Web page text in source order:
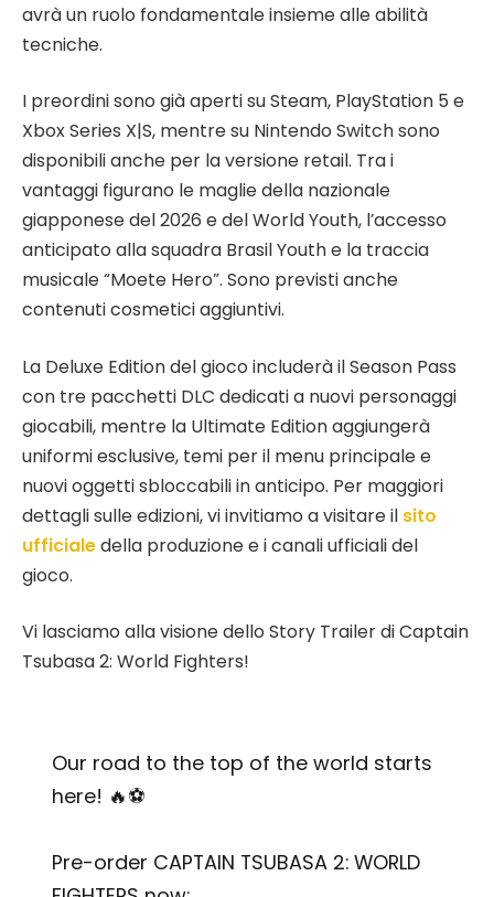
avrà un ruolo fondamentale insieme alle abilità
tecniche.
I preordini sono già aperti su Steam, PlayStation 5 e
Xbox Series X|S, mentre su Nintendo Switch sono
disponibili anche per la versione retail. Tra i
vantaggi figurano le maglie della nazionale
giapponese del 2026 e del World Youth, l’accesso
anticipato alla squadra Brasil Youth e la traccia
musicale “Moete Hero”. Sono previsti anche
contenuti cosmetici aggiuntivi.
La Deluxe Edition del gioco includerà il Season Pass
con tre pacchetti DLC dedicati a nuovi personaggi
giocabili, mentre la Ultimate Edition aggiungerà
uniformi esclusive, temi per il menu principale e
nuovi oggetti sbloccabili in anticipo. Per maggiori
dettagli sulle edizioni, vi invitiamo a visitare il sito
ufficialedella produzione e i canali ufficiali del
gioco.
Vi lasciamo alla visione dello Story Trailer di Captain
Tsubasa 2: World Fighters!
Our road to the top of the world starts
here! 🔥⚽
Pre-order CAPTAIN TSUBASA 2: WORLD